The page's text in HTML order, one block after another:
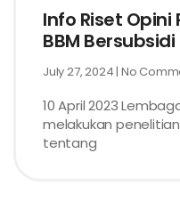
Info Riset Opini
BBM Bersubsidi
July 27, 2024 No
10 April 2023
melakukan
tentang